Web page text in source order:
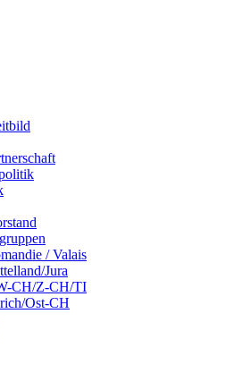
/ Valais
Jura
CH/Z-CH/TI
Ost-CH